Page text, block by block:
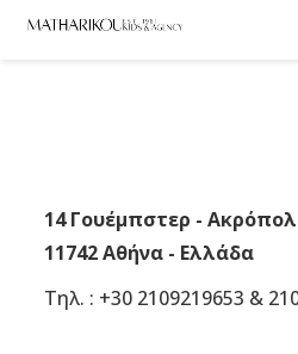
ΜΟΝΤΕΛΑ
14 Γουέμπστερ -
11742 Αθήνα - Ελλάδα
Τηλ. : +30 2109219653 &